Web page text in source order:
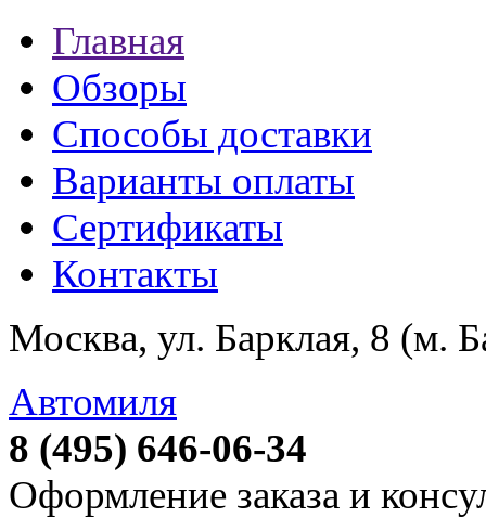
Главная
Обзоры
Способы доставки
Варианты оплаты
Сертификаты
Контакты
Москва, ул. Барклая, 8 (м.
Автомиля
8 (495) 646-06-34
Оформление заказа и